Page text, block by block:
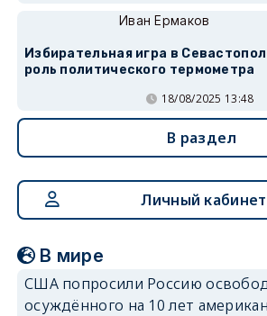
Иван Ермаков
Избирательная игра в
роль политического термометра
18/08/2025 13:48
В раздел
Личный кабинет
В мире
США попросили Россию
осуждённого на 10 лет